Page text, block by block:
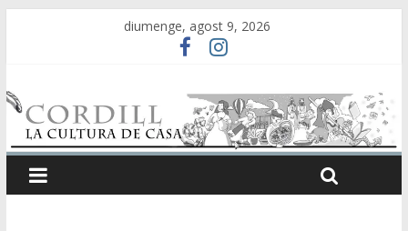
diumenge, agost 9, 2026